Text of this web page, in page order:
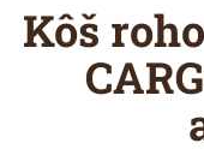
Kôš